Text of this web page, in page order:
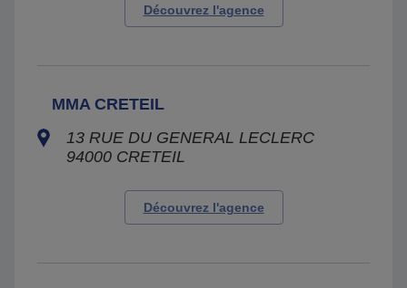
Découvrez l'agence
MMA CRETEIL
13 RUE DU GENERAL LECLERC
94000 CRETEIL
Découvrez l'agence